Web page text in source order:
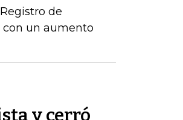
de
con un aumento
y cerró